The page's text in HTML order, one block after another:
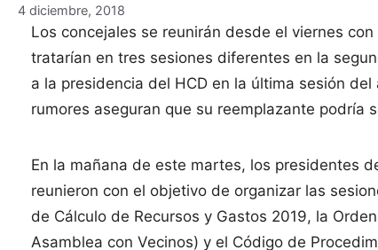
4 diciembre, 2018
Los concejales se reunirán desde el viernes
tratarían en tres sesiones diferentes en la
a la presidencia del HCD en la última sesión
rumores aseguran que su reemplazante podría
En la mañana de este martes, los presidentes
reunieron con el objetivo de organizar las
de Cálculo de Recursos y Gastos 2019, la
Asamblea con Vecinos) y el Código de